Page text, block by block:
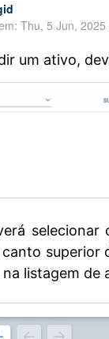
Thu, 5 Jun,
um ativo,
canto superior
listagem de